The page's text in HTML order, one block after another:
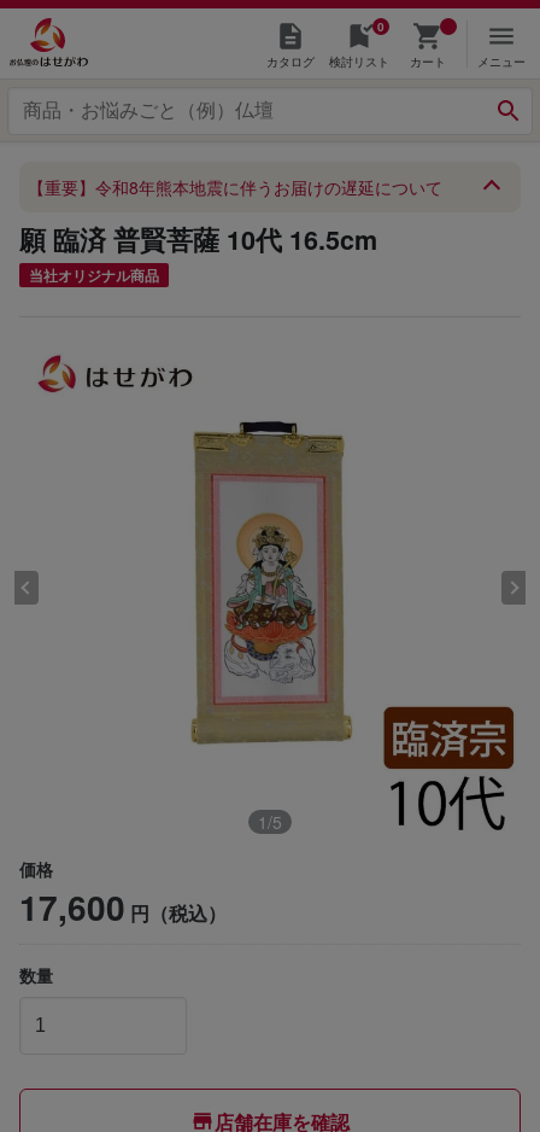
カタログ
0
検討リスト カート メニュー
【重要】令和8年熊本地震に伴うお届けの遅延について
願 臨済 普賢菩薩 10代 16.5cm
当社オリジナル商品
1/5
価格
17,600 円（税込）
数量
店舗在庫を確認